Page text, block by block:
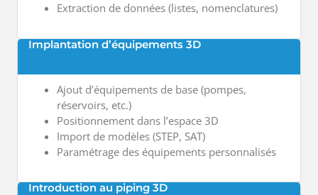
Extraction de données (listes, nomenclatures)
Implantation d’équipements 3D
Ajout d’équipements de base (pompes,
réservoirs, etc.)
Positionnement dans l’espace 3D
Import de modèles (STEP, SAT)
Paramétrage des équipements personnalisés
Introduction au piping 3D